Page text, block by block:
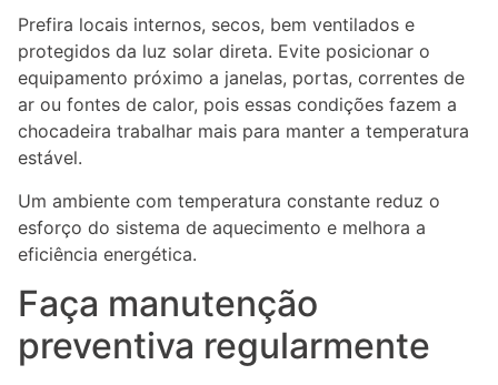
Prefira locais internos, secos, bem ventilados e
protegidos da luz solar direta. Evite posicionar o
equipamento próximo a janelas, portas, correntes de
ar ou fontes de calor, pois essas condições fazem a
chocadeira trabalhar mais para manter a temperatura
estável.
Um ambiente com temperatura constante reduz o
esforço do sistema de aquecimento e melhora a
eficiência energética.
Faça manutenção
preventiva regularmente